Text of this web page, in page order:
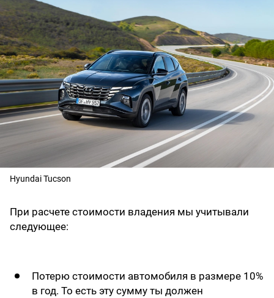
Hyundai Tucson
При расчете стоимости владения мы учитывали
следующее:
Потерю стоимости автомобиля в размере 10%
в год. То есть эту сумму ты должен